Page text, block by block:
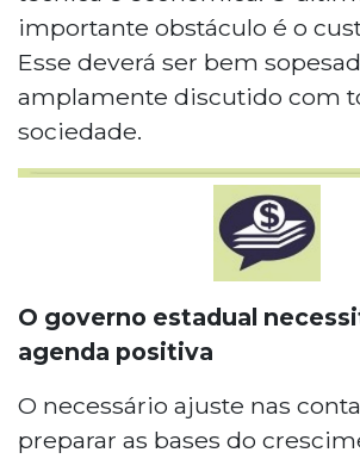
importante obstáculo é o
Esse deverá ser bem
amplamente discutido com
sociedade.
O governo estadual
agenda positiva
O necessário ajuste nas
preparar as bases do